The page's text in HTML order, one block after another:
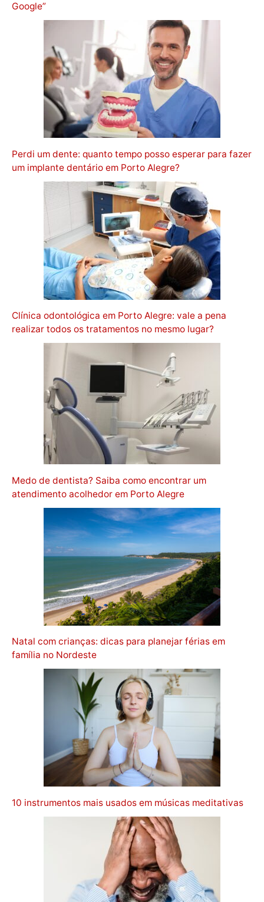
Google”
Perdi um dente: quanto tempo posso esperar para fazer
um implante dentário em Porto Alegre?
Clínica odontológica em Porto Alegre: vale a pena
realizar todos os tratamentos no mesmo lugar?
Medo de dentista? Saiba como encontrar um
atendimento acolhedor em Porto Alegre
Natal com crianças: dicas para planejar férias em
família no Nordeste
10 instrumentos mais usados em músicas meditativas